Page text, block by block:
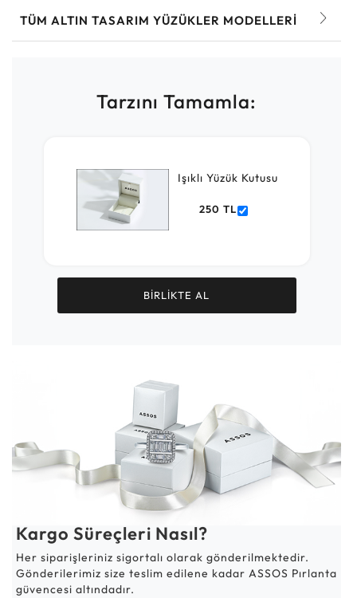
TÜM ALTIN TASARIM YÜZÜKLER MODELLERI
Tarzını Tamamla:
Işıklı Yüzük Kutusu
250 TL
BİRLİKTE AL
Kargo Süreçleri Nasıl?
Her siparişleriniz sigortalı olarak gönderilmektedir.
Gönderilerimiz size teslim edilene kadar ASSOS Pırlanta
güvencesi altındadır.